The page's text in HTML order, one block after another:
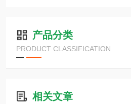
产品分类
PRODUCT CLASSIFICATION
相关文章